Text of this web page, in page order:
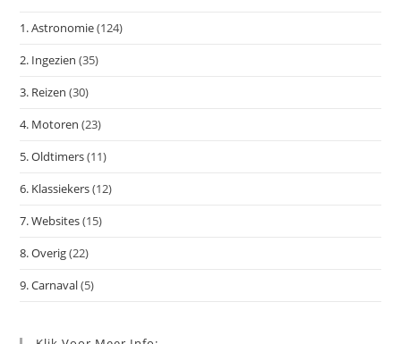
1. Astronomie(124)
2. Ingezien (35)
3. Reizen (30)
4. Motoren (23)
5. Oldtimers(11)
6. Klassiekers(12)
7. Websites(15)
8. Overig(22)
9. Carnaval(5)